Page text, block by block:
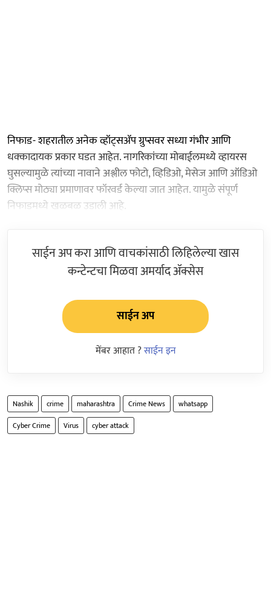
निफाड- शहरातील अनेक व्हॉट्सॲप ग्रुप्सवर सध्या गंभीर आणि
धक्कादायक प्रकार घडत आहेत. नागरिकांच्या मोबाईलमध्ये व्हायरस
घुसल्यामुळे त्यांच्या नावाने अश्लील फोटो, व्हिडिओ, मेसेज आणि ऑडिओ
क्लिप्स मोठ्या प्रमाणावर फॉरवर्ड केल्या जात आहेत. यामुळे संपूर्ण
निफाडमध्ये खळबळ उडाली आहे.
साईन अप करा आणि वाचकांसाठी लिहिलेल्या खास
कन्टेन्टचा मिळवा अमर्याद ॲक्सेस
साईन अप
मेंबर आहात ?साईन इन
Nashik crime maharashtra Crime News
whatsapp
Cyber Crime
Virus cyber attack